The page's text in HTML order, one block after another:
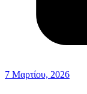
7 Μαρτίου, 2026